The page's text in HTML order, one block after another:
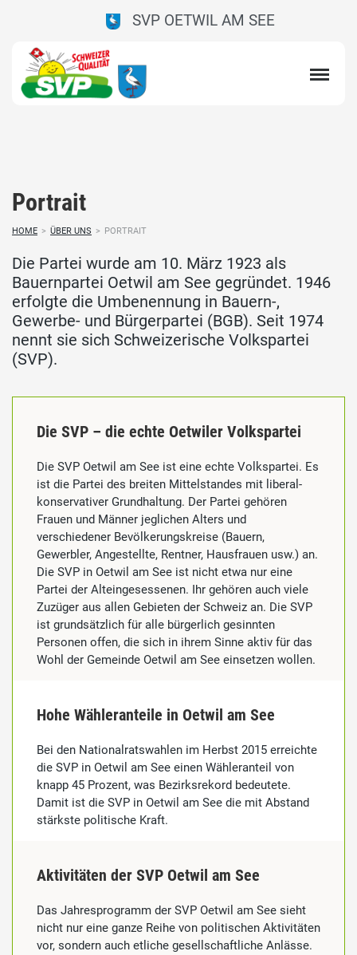
SVP OETWIL AM SEE
Portrait
HOME > ÜBER UNS > PORTRAIT
Die Partei wurde am 10. März 1923 als
Bauernpartei Oetwil am See gegründet. 1946
erfolgte die Umbenennung in Bauern-,
Gewerbe- und Bürgerpartei (BGB). Seit 1974
nennt sie sich Schweizerische Volkspartei
(SVP).
Die SVP – die echte Oetwiler Volkspartei
Die SVP Oetwil am See ist eine echte Volkspartei. Es
ist die Partei des breiten Mittelstandes mit liberal-
konservativer Grundhaltung. Der Partei gehören
Frauen und Männer jeglichen Alters und
verschiedener Bevölkerungskreise (Bauern,
Gewerbler, Angestellte, Rentner, Hausfrauen usw.) an.
Die SVP in Oetwil am See ist nicht etwa nur eine
Partei der Alteingesessenen. Ihr gehören auch viele
Zuzüger aus allen Gebieten der Schweiz an. Die SVP
ist grundsätzlich für alle bürgerlich gesinnten
Personen offen, die sich in ihrem Sinne aktiv für das
Wohl der Gemeinde Oetwil am See einsetzen wollen.
Hohe Wähleranteile in Oetwil am See
Bei den Nationalratswahlen im Herbst 2015 erreichte
die SVP in Oetwil am See einen Wähleranteil von
knapp 45 Prozent, was Bezirksrekord bedeutete.
Damit ist die SVP in Oetwil am See die mit Abstand
stärkste politische Kraft.
Aktivitäten der SVP Oetwil am See
Das Jahresprogramm der SVP Oetwil am See sieht
nicht nur eine ganze Reihe von politischen Aktivitäten
vor, sondern auch etliche gesellschaftliche Anlässe.